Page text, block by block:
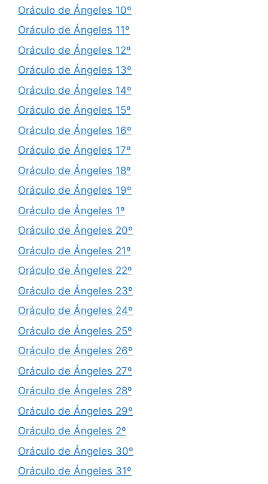
Oráculo de Ángeles 10º
Oráculo de Ángeles 11º
Oráculo de Ángeles 12º
Oráculo de Ángeles 13º
Oráculo de Ángeles 14º
Oráculo de Ángeles 15º
Oráculo de Ángeles 16º
Oráculo de Ángeles 17º
Oráculo de Ángeles 18º
Oráculo de Ángeles 19º
Oráculo de Ángeles 1º
Oráculo de Ángeles 20º
Oráculo de Ángeles 21º
Oráculo de Ángeles 22º
Oráculo de Ángeles 23º
Oráculo de Ángeles 24º
Oráculo de Ángeles 25º
Oráculo de Ángeles 26º
Oráculo de Ángeles 27º
Oráculo de Ángeles 28º
Oráculo de Ángeles 29º
Oráculo de Ángeles 2º
Oráculo de Ángeles 30º
Oráculo de Ángeles 31º